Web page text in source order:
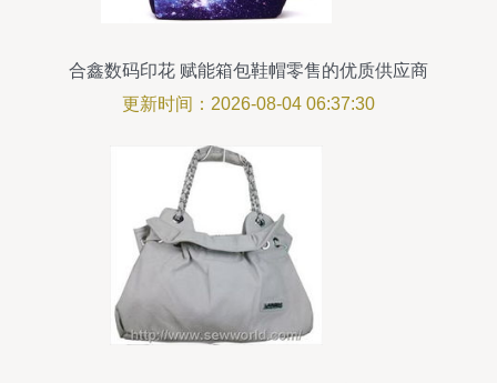
合鑫数码印花 赋能箱包鞋帽零售的优质供应商
更新时间：2026-08-04 06:37:30